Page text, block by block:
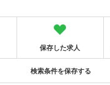
保存した求人
検索条件を保存する